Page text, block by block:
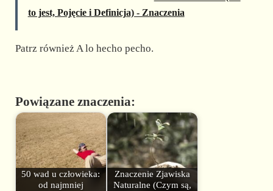
to jest, Pojęcie i Definicja) - Znaczenia
Patrz również A lo hecho pecho.
Powiązane znaczenia:
50 wad u człowieka:
od najmniej
Znaczenie Zjawiska
Naturalne (Czym są,